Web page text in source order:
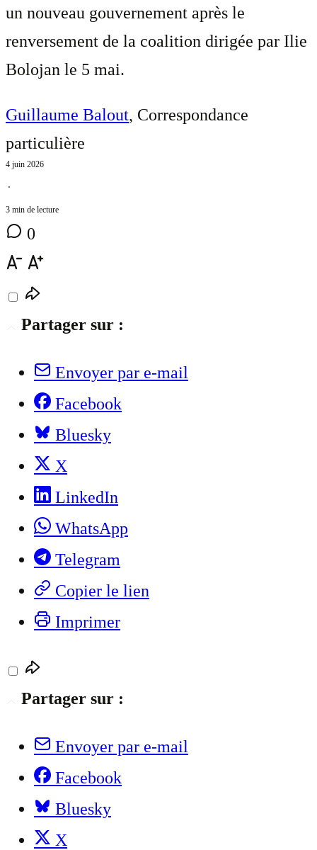
un nouveau gouvernement après le
renversement de la coalition dirigée par Ilie
Bolojan le 5 mai.
Guillaume Balout, Correspondance
particulière
4 juin 2026
⋅
3 min de lecture
0
Partager sur :
Envoyer par e-mail
Facebook
Bluesky
X
LinkedIn
WhatsApp
Telegram
Copier le lien
Imprimer
Partager sur :
Envoyer par e-mail
Facebook
Bluesky
X